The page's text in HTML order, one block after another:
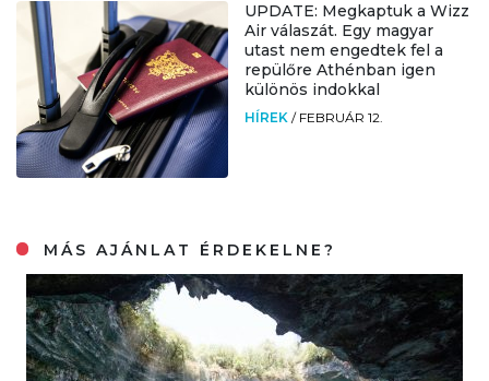
UPDATE: Megkaptuk a Wizz
Air válaszát. Egy magyar
utast nem engedtek fel a
repülőre Athénban igen
különös indokkal
HÍREK / FEBRUÁR 12.
MÁS AJÁNLAT ÉRDEKELNE?